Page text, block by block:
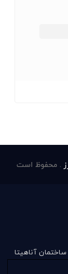
. محفوظ است